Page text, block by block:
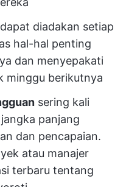
dapat diadakan setiap
hal-hal penting
dan menyepakati
minggu berikutnya
sering kali
panjang
dan pencapaian.
atau manajer
terbaru tentang